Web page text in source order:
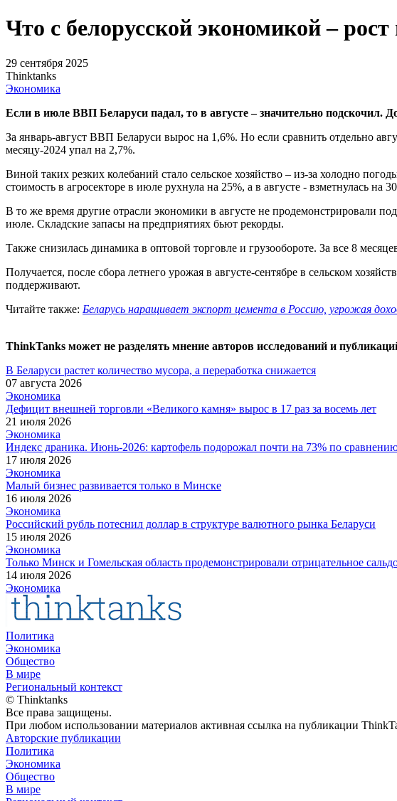
Что с белорусской экономикой –
29 сентября 2025
Thinktanks
Экономика
Если в июле ВВП Беларуси падал, то в августе – значительно подскочил.
За январь-август ВВП Беларуси вырос на 1,6%. Но если сравнить отдельно
месяцу-2024 упал на 2,7%.
Виной таких резких колебаний стало сельское хозяйство – из-за холодно
стоимость в агросекторе в июле рухнула на 25%, а в августе - взметнулась на
В то же время другие отрасли экономики в августе не продемонстрировали
июле. Складские запасы на предприятиях бьют рекорды.
Также снизилась динамика в оптовой торговле и грузообороте. За все 8
Получается, после сбора летнего урожая в августе-сентябре в сельском
поддерживают.
Читайте также: Беларусь наращивает экспорт цемента в Россию, угрожая
ThinkTanks может не разделять мнение авторов исследований и
В Беларуси растет количество мусора, а переработка снижается
07 августа 2026
Экономика
Дефицит внешней торговли «Великого камня» вырос в 17 раз за восемь лет
21 июля 2026
Экономика
Индекс драника. Июнь-2026: картофель подорожал почти на 73% по
17 июля 2026
Экономика
Малый бизнес развивается только в Минске
16 июля 2026
Экономика
Российский рубль потеснил доллар в структуре валютного рынка Беларуси
15 июля 2026
Экономика
Только Минск и Гомельская область продемонстрировали отрицательное
14 июля 2026
Экономика
Политика
Экономика
Общество
В мире
Региональный контекст
© Thinktanks
Все права защищены.
При любом использовании материалов активная ссылка на публикации
Авторские публикации
Политика
Экономика
Общество
В мире